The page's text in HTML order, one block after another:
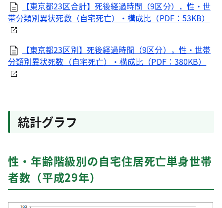
【東京都23区合計】死後経過時間（9区分），性・世
帯分類別異状死数（自宅死亡）・構成比（PDF：53KB）
【東京都23区別】死後経過時間（9区分），性・世帯
分類別異状死数（自宅死亡）・構成比（PDF：380KB）
統計グラフ
性・年齢階級別の自宅住居死亡単身世帯
者数（平成29年）